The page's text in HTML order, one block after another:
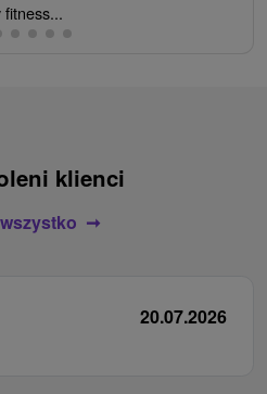
klienci
20.07.2026